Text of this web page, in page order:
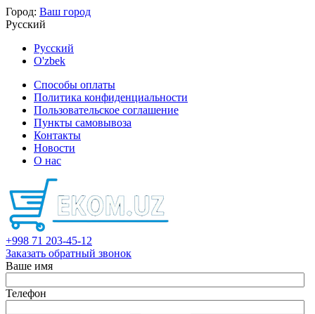
Город: Ваш город
Русский
Русский
O'zbek
Способы оплаты
Политика конфиденциальности
Пользовательское соглашение
Пункты самовывоза
Контакты
Новости
О нас
+998 71 203-45-12
Заказать обратный звонок
Ваше имя
Телефон